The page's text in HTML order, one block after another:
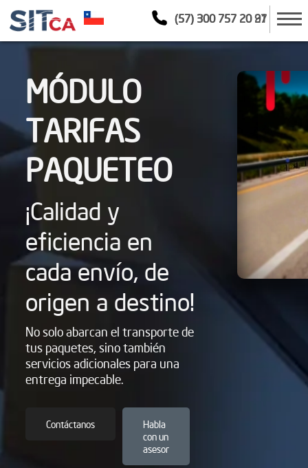
(57) 300 757 20 21
(57) 300 757 20 97
MÓDULO
TARIFAS
PAQUETEO
¡Calidad y
eficiencia en
cada envío, de
origen a destino!
No solo abarcan el transporte de
tus paquetes, sino también
servicios adicionales para una
entrega impecable.
Contáctanos
Habla
con un
asesor